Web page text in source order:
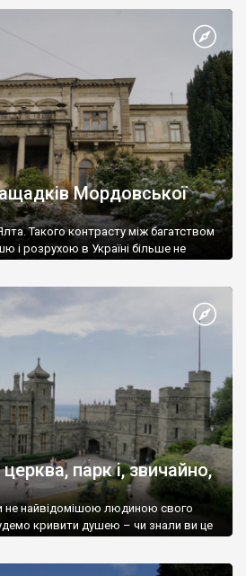
Мордовської
Такого контрасту між багатством
і розрухою в Україні більше не
парк і, звичайно,
не найвідомішою людиною свого
кривити душею – чи знали ви це